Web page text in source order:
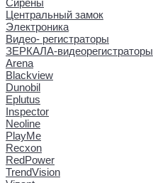
Сирены
Центральный замок
Электроника
Видео- регистраторы
ЗЕРКАЛА-видеорегистраторы
Arena
Blackview
Dunobil
Eplutus
Inspector
Neoline
PlayMe
Recxon
RedPower
TrendVision